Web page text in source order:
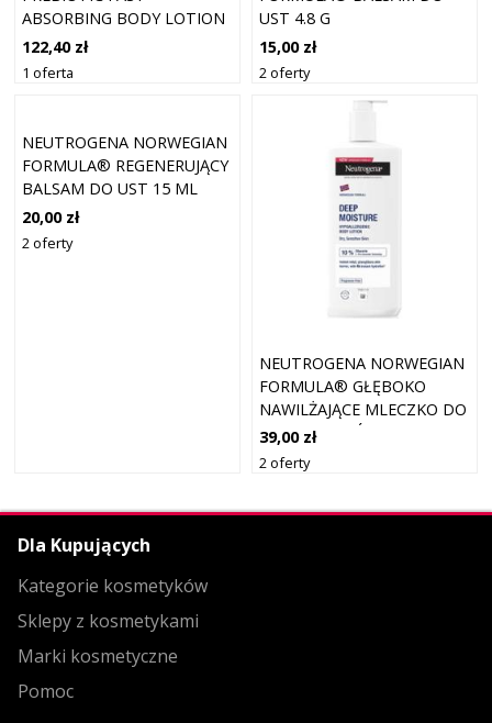
ABSORBING BODY LOTION
BALSAMY DO CIAŁA 200 ML
122,40 zł
1 oferta
UST 4.8 G
15,00 zł
2 oferty
NEUTROGENA NORWEGIAN
FORMULA® REGENERUJĄCY
BALSAM DO UST 15 ML
20,00 zł
2 oferty
NEUTROGENA NORWEGIAN
FORMULA® GŁĘBOKO
NAWILŻAJĄCE MLECZKO DO
CIAŁA DO SKÓRY
WRAŻLIWEJ 400 ML
39,00 zł
2 oferty
Dla Kupujących
Kategorie kosmetyków
Sklepy z kosmetykami
Marki kosmetyczne
Pomoc